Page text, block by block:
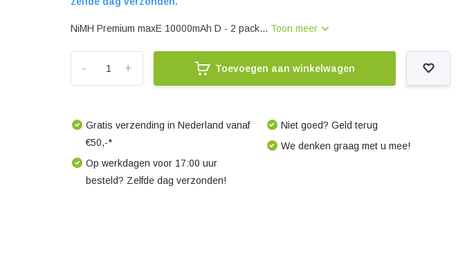
NiMH Premium maxE 10000mAh D - 2 pack... Toon meer
+
- Toevoegen aan winkelwagen
Gratis verzending in Nederland vanaf
€50,-*
Op werkdagen voor 17:00 uur
besteld? Zelfde dag verzonden!
Niet goed? Geld terug
We denken graag met u mee!